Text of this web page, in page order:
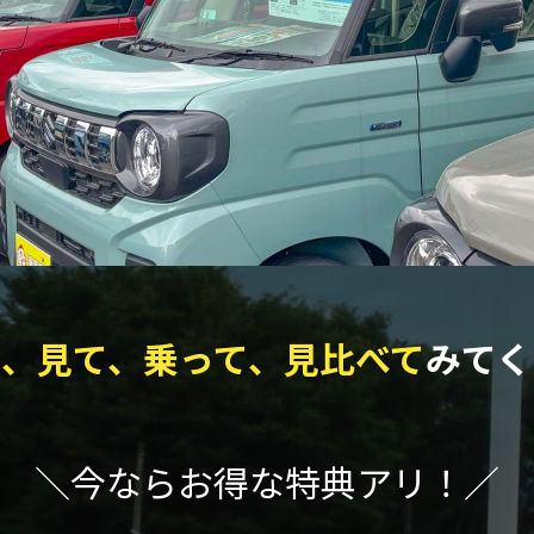
見て、乗って、見比べてみて
＼今ならお得な特典アリ！／